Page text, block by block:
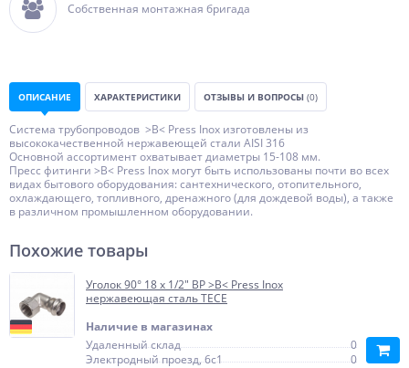
Собственная монтажная бригада
ОПИСАНИЕ ХАРАКТЕРИСТИКИ ОТЗЫВЫ И ВОПРОСЫ (0)
Система трубопроводов >B< Press Inox изготовлены из
высококачественной нержавеющей стали AISI 316
Основной ассортимент охватывает диаметры 15-108 мм.
Пресс фитинги >B< Press Inox могут быть использованы почти во всех
видах бытового оборудования: сантехнического, отопительного,
охлаждающего, топливного, дренажного (для дождевой воды), а также
в различном промышленном оборудовании.
Похожие товары
Уголок 90° 18 x 1/2" ВР >B< Press Inox
нержавеющая сталь TECE
Наличие в магазинах
Удаленный склад
0
Электродный проезд, 6с1
0